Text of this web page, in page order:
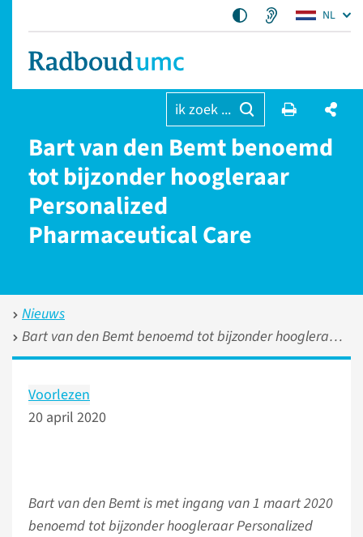
NL
ik zoek ...
Bart van den Bemt benoemd
tot bijzonder hoogleraar
Personalized
Pharmaceutical Care
Nieuws
Bart van den Bemt benoemd tot bijzonder hoogleraar Personalized Pharmaceutical Care
Voorlezen
20 april 2020
Bart van den Bemt is met ingang van 1 maart 2020
benoemd tot bijzonder hoogleraar Personalized